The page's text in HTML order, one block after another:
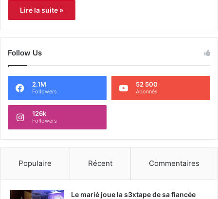
Lire la suite »
Follow Us
2.1M
Followers
52 500
Abonnés
126k
Followers
Populaire Récent Commentaires
Le marié joue la s3xtape de sa fiancée